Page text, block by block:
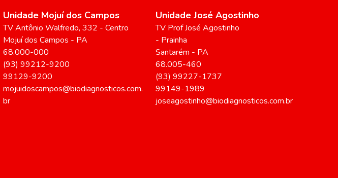
Unidade Mojuí dos Campos
TV Antônio Walfredo, 332 - Centro
Mojuí dos Campos - PA
68.000-000
(93) 99212-9200
99129-9200
mojuidoscampos@biodiagnosticos.com.
br
Unidade José Agostinho
TV Prof José Agostinho
- Prainha
Santarém - PA
68.005-460
(93) 99227-1737
99149-1989
joseagostinho@biodiagnosticos.com.br